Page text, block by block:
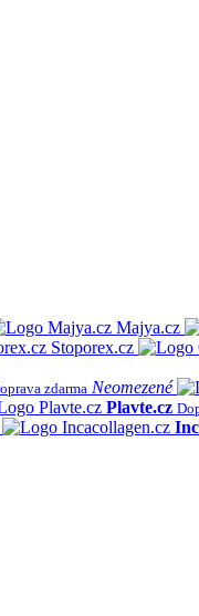
Majya.cz
Stoporex.cz
zdarma Neomezené
Plavte.cz